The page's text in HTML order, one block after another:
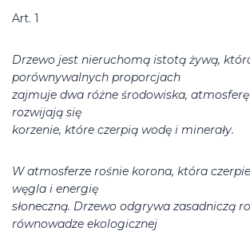
Art. 1
Drzewo jest nieruchomą istotą żywą,
porównywalnych proporcjach
zajmuje dwa różne środowiska,
rozwijają się
korzenie, które czerpią wodę i minerały.
W atmosferze rośnie korona, która
węgla i energię
słoneczną. Drzewo odgrywa zasadniczą
równowadze ekologicznej